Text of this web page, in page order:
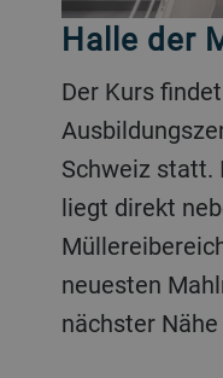
Halle der
Der Kurs findet in unserem
Schweiz statt.
liegt direkt
neuesten
nächster